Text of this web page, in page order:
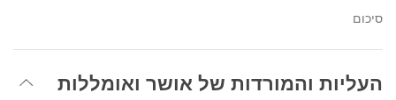
סיכום
העליות והמורדות של אושר ואומללות